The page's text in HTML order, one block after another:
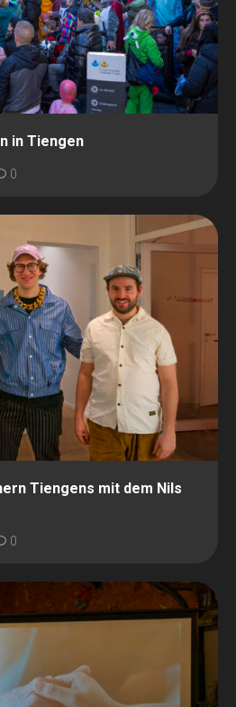
in Tiengen
0
Tiengens mit dem Nils
0